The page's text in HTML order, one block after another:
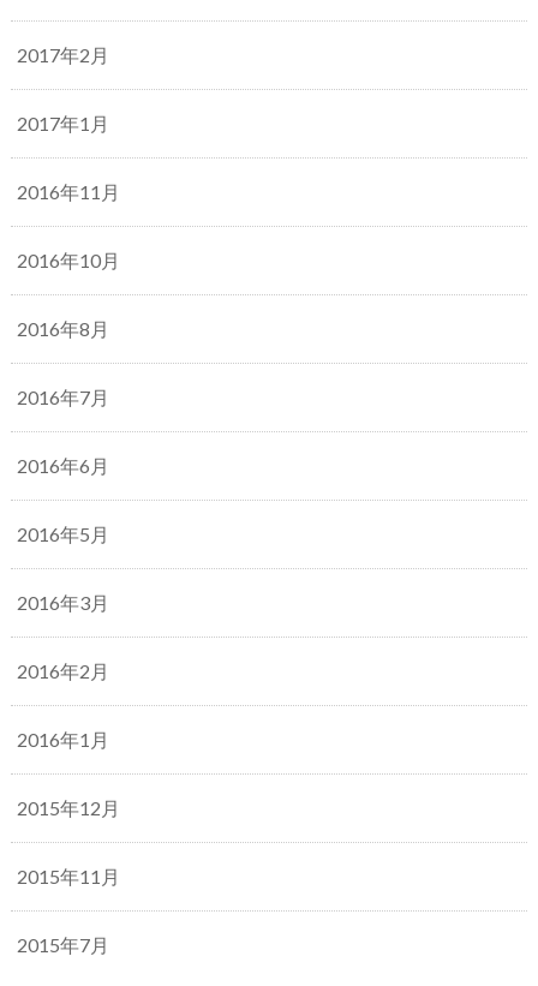
2017年2月
2017年1月
2016年11月
2016年10月
2016年8月
2016年7月
2016年6月
2016年5月
2016年3月
2016年2月
2016年1月
2015年12月
2015年11月
2015年7月